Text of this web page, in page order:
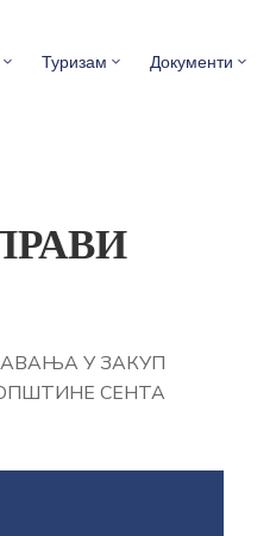
Туризам Документи
У ЗАКУП
СЕНТА